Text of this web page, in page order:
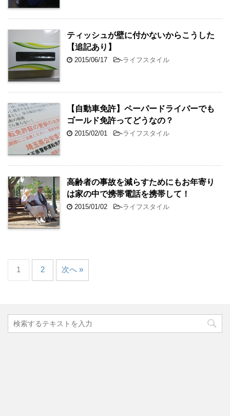
ティッシュが壁に付かないからこうした
【追記あり】
2015/06/17 -ライフスタイル
【自動車免許】ペーパードライバーでも
ゴールド免許ってどうなの？
2015/02/01 -ライフスタイル
高齢者の事故を減らすためにもお年寄り
は家の中で携帯電話を携帯して！
2015/01/02 -ライフスタイル
1 2 次へ »